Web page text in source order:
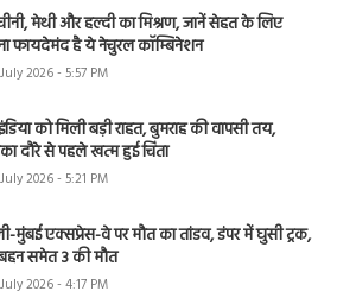
मेथी और हल्दी का मिश्रण, जानें सेहत के लिए
फायदेमंद है ये नेचुरल कॉम्बिनेशन
2026 - 5:57 PM
को मिली बड़ी राहत, बुमराह की वापसी तय,
दौरे से पहले खत्म हुई चिंता
2026 - 5:21 PM
मुंबई एक्सप्रेस-वे पर मौत का तांडव, डंपर में घुसी ट्रक,
समेत 3 की मौत
2026 - 4:17 PM